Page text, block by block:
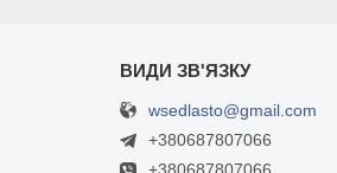
wsedlasto@gmail.com
+380687807066